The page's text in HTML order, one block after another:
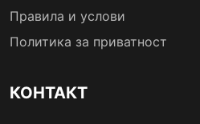
Правила и услови
Политика за приватност
КОНТАКТ